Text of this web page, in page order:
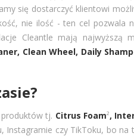
się dostarczyć klientowi
nie ilość - ten cel pozwala
Cleantle mają najwyższą
Clean Wheel, Daily
produktów tj. Citrus Foam²,
Instagramie czy TikToku, bo na